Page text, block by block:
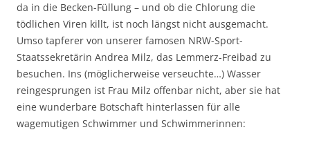
da in die Becken-Füllung – und ob die Chlorung die
tödlichen Viren killt, ist noch längst nicht ausgemacht.
Umso tapferer von unserer famosen NRW-Sport-
Staatssekretärin Andrea Milz, das Lemmerz-Freibad zu
besuchen. Ins (möglicherweise verseuchte…) Wasser
reingesprungen ist Frau Milz offenbar nicht, aber sie hat
eine wunderbare Botschaft hinterlassen für alle
wagemutigen Schwimmer und Schwimmerinnen: